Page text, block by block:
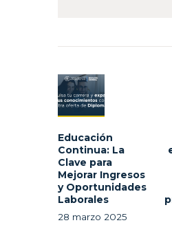
de
entradas
post:
Educación
Continua: La
Clave para
Mejorar Ingresos
y Oportunidades
Laborales
28 marzo 2025